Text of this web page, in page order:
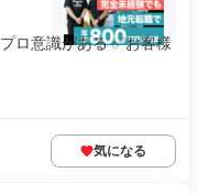
ロ意識がある ✅お客様
気になる